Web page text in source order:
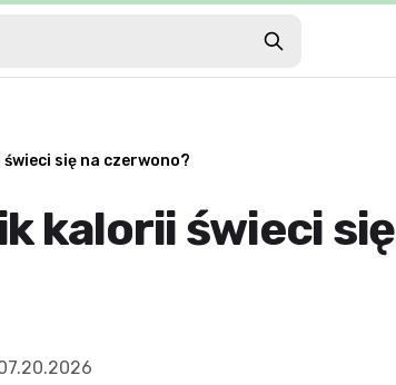
się na czerwono?
kalorii świeci się